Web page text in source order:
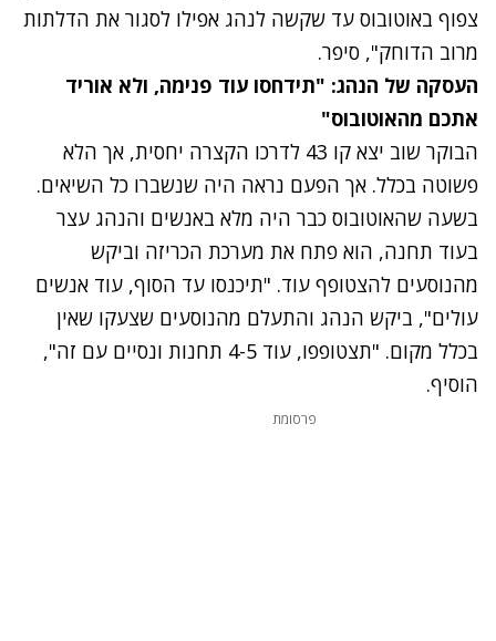
צפוף באוטובוס עד שקשה לנהג אפילו לסגור את הדלתות
מרוב הדוחק", סיפר.
העסקה של הנהג: "תידחסו עוד פנימה, ולא אוריד
אתכם מהאוטובוס"
הבוקר שוב יצא קו 43 לדרכו הקצרה יחסית, אך הלא
פשוטה בכלל. אך הפעם נראה היה שנשברו כל השיאים.
בשעה שהאוטובוס כבר היה מלא באנשים והנהג עצר
בעוד תחנה, הוא פתח את מערכת הכריזה וביקש
מהנוסעים להצטופף עוד. "תיכנסו עד הסוף, עוד אנשים
עולים", ביקש הנהג והתעלם מהנוסעים שצעקו שאין
בכלל מקום. "תצטופפו, עוד 4-5 תחנות ונסיים עם זה",
הוסיף.
פרסומת